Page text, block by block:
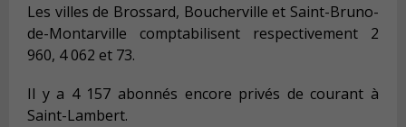
Les villes de Brossard, Boucherville et Saint-Bruno-
de-Montarville comptabilisent respectivement 2
960, 4 062 et 73.
Il y a 4 157 abonnés encore privés de courant à
Saint-Lambert.